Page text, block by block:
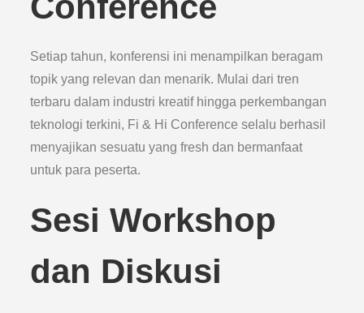
Setiap tahun, konferensi ini menampilkan beragam
topik yang relevan dan menarik. Mulai dari tren
terbaru dalam industri kreatif hingga perkembangan
teknologi terkini, Fi & Hi Conference selalu berhasil
menyajikan sesuatu yang fresh dan bermanfaat
untuk para peserta.
Sesi Workshop
dan Diskusi